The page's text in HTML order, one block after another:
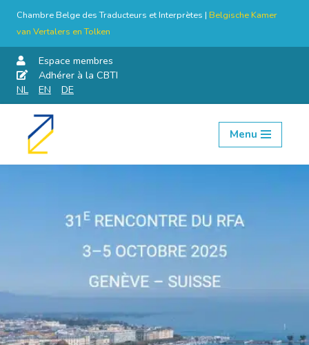
Chambre Belge des Traducteurs et Interprètes | Belgische Kamer
van Vertalers en Tolken
Espace membres
Adhérer à la CBTI
NL
EN DE
Aller
Menu